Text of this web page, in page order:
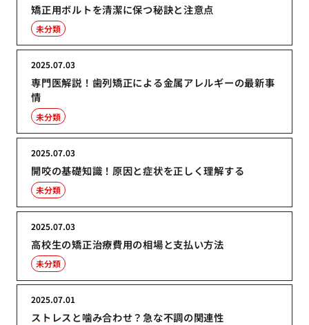
矯正用ボルトを清潔に保つ秘訣と注意点
未分類
専門医解説！歯列矯正による金属アレルギーの最新事
情
2025.07.03
未分類
開咬の基礎知識！原因と症状を正しく理解する
2025.07.03
未分類
高校生の矯正治療費用の相場と支払い方法
2025.07.03
未分類
ストレスと噛み合わせ？急な不調の関連性
2025.07.01